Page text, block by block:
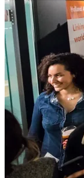
Please take the
(行き方動画 |
ご入場は、お手元
6Fに着きましたら
Gatheringをお楽
ウトは不要です）
Your phone is the
At the 6F reception,
Gathering! (*NO
——